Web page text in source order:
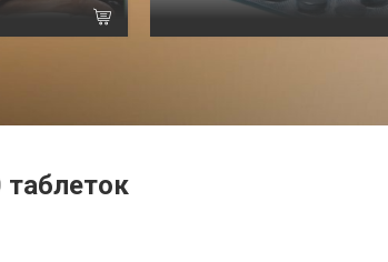
таблеток